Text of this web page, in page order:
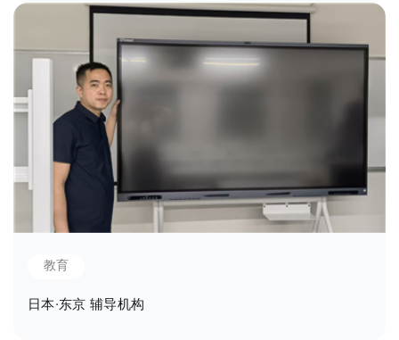
教育
日本·东京 辅导机构